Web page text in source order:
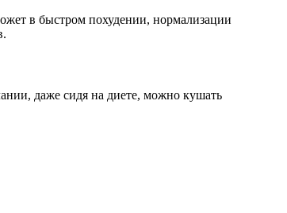
в быстром похудении, нормализации
даже сидя на диете, можно кушать